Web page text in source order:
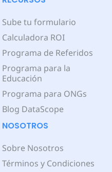
Sube tu formulario
Calculadora ROI
Programa de Referidos
Programa para la
Educación
Programa para ONGs
Blog DataScope
NOSOTROS
Sobre Nosotros
Términos y Condiciones